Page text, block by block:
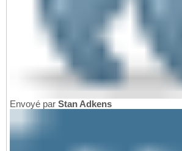
Envoyé par Stan Adkens